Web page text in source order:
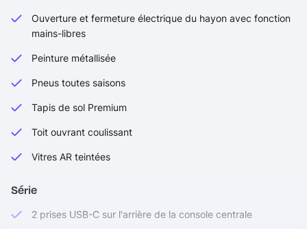
Ouverture et fermeture électrique du hayon avec fonction
mains-libres
Peinture métallisée
Pneus toutes saisons
Tapis de sol Premium
Toit ouvrant coulissant
Vitres AR teintées
Série
2 prises USB-C sur l'arrière de la console centrale